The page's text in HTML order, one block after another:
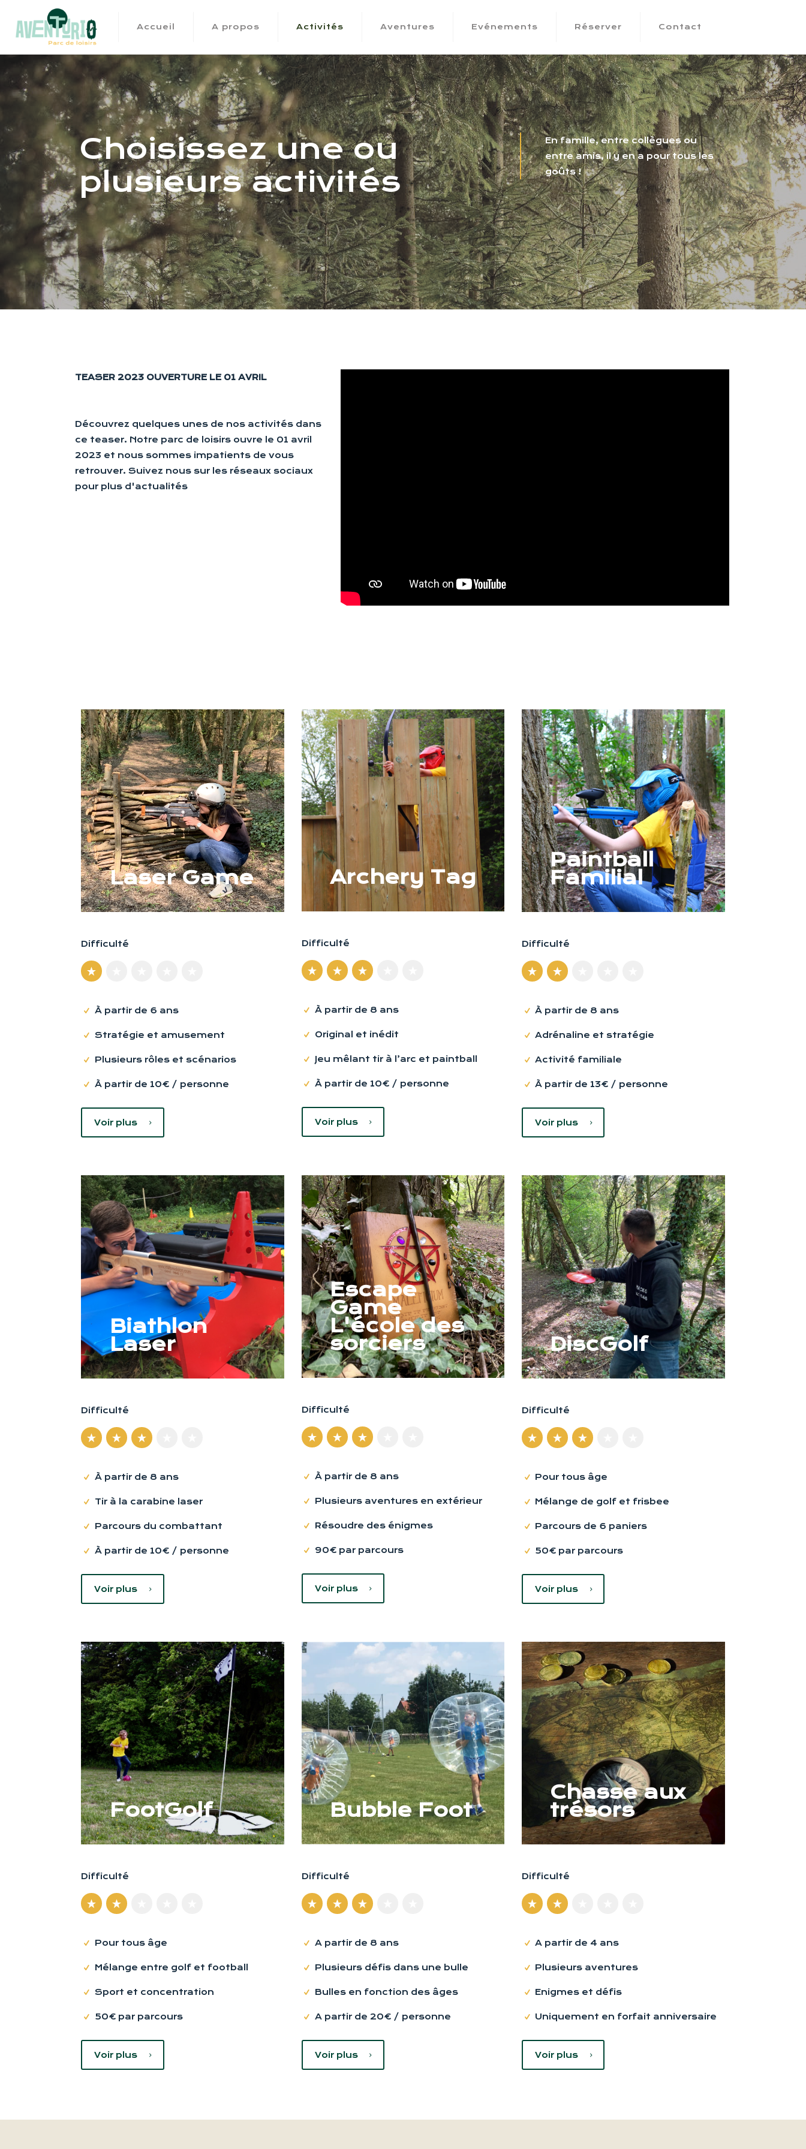
Accueil A propos Activités Aventures Evénements Réserver Contact
Choisissez une ou
plusieurs activités
En famille, entre collègues ou
entre amis, il y en a pour tous les
goûts !
TEASER 2023 OUVERTURE LE 01 AVRIL
Découvrez quelques unes de nos activités dans
ce teaser. Notre parc de loisirs ouvre le 01 avril
2023 et nous sommes impatients de vous
retrouver. Suivez nous sur les réseaux sociaux
pour plus d'actualités
Laser Game
Difficulté
À partir de 6 ans
Stratégie et amusement
Plusieurs rôles et scénarios
À partir de 10€ / personne
Voir plus
Archery Tag
Difficulté
À partir de 8 ans
Original et inédit
Jeu mêlant tir à l’arc et paintball
À partir de 10€ / personne
Voir plus
Paintball
Familial
Difficulté
À partir de 8 ans
Adrénaline et stratégie
Activité familiale
À partir de 13€ / personne
Voir plus
Biathlon
Laser
Difficulté
À partir de 8 ans
Tir à la carabine laser
Parcours du combattant
À partir de 10€ / personne
Voir plus
Escape
Game
L'école des
sorciers
Difficulté
À partir de 8 ans
Plusieurs aventures en extérieur
Résoudre des énigmes
90€ par parcours
Voir plus
DiscGolf
Difficulté
Pour tous âge
Mélange de golf et frisbee
Parcours de 6 paniers
50€ par parcours
Voir plus
FootGolf
Difficulté
Pour tous âge
Mélange entre golf et football
Sport et concentration
50€ par parcours
Voir plus
Bubble Foot
Difficulté
A partir de 8 ans
Plusieurs défis dans une bulle
Bulles en fonction des âges
A partir de 20€ / personne
Voir plus
Chasse aux
trésors
Difficulté
A partir de 4 ans
Plusieurs aventures
Enigmes et défis
Uniquement en forfait anniversaire
Voir plus